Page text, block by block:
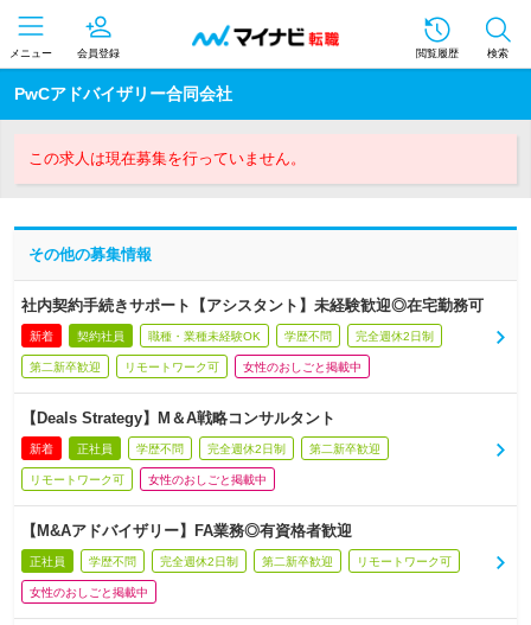
メニュー 会員登録 閲覧履歴 検索
PwCアドバイザリー合同会社
この求人は現在募集を行っていません。
その他の募集情報
社内契約手続きサポート【アシスタント】未経験歓迎◎在宅勤務可
新着 契約社員 職種・業種未経験OK 学歴不問 完全週休2日制
第二新卒歓迎 リモートワーク可 女性のおしごと掲載中
【Deals Strategy】M＆A戦略コンサルタント
新着 正社員 学歴不問 完全週休2日制 第二新卒歓迎
リモートワーク可 女性のおしごと掲載中
【M&Aアドバイザリー】FA業務◎有資格者歓迎
正社員 学歴不問 完全週休2日制 第二新卒歓迎 リモートワーク可
女性のおしごと掲載中